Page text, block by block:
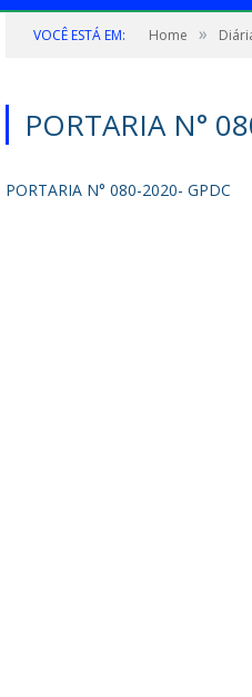
VOCÊ ESTÁ EM: Home »
PORTARIA N°
PORTARIA N° 080-2020- GPDC